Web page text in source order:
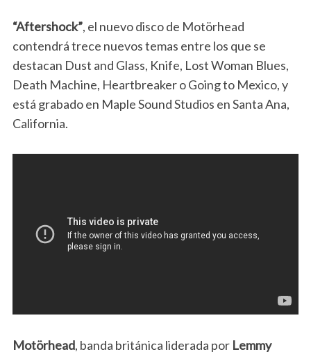
“Aftershock”, el nuevo disco de Motörhead
contendrá trece nuevos temas entre los que se
destacan Dust and Glass, Knife, Lost Woman Blues,
Death Machine, Heartbreaker o Going to Mexico, y
está grabado en Maple Sound Studios en Santa Ana,
California.
Motörhead, banda británica liderada porLemmy